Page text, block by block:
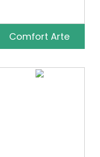
Comfort Arte